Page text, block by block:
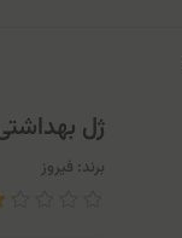
ژل
برند: فیروز